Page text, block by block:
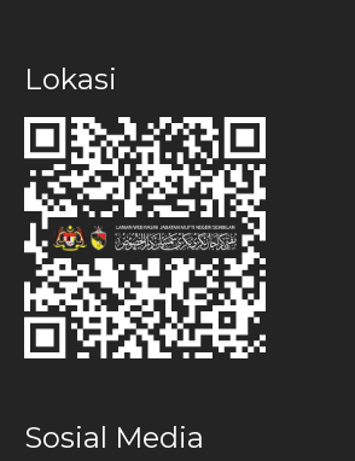
Lokasi
Sosial Media